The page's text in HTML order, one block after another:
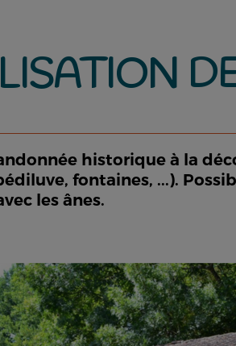
historique à la
fontaines, ...).
les ânes.